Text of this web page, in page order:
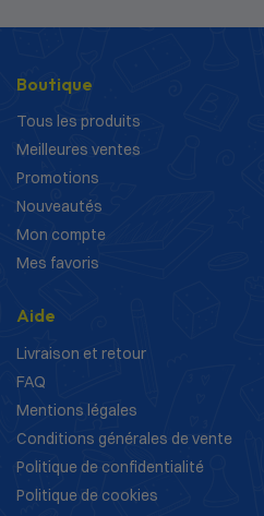
Boutique
Tous les produits
Meilleures ventes
Promotions
Nouveautés
Mon compte
Mes favoris
Aide
Livraison et retour
FAQ
Mentions légales
Conditions générales de vente
Politique de confidentialité
Politique de cookies